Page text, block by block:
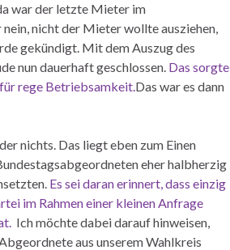
war der letzte Mieter im
nicht der Mieter wollte ausziehen,
gekündigt. Mit dem Auszug des
nun dauerhaft geschlossen. Das sorgte
rege Betriebsamkeit.Das war es dann
nichts. Das liegt eben zum Einen
eher halbherzig
Es sei daran erinnert, dass einzig
im Rahmen einer kleinen Anfrage
Ich möchte dabei darauf hinweisen,
aus unserem Wahlkreis